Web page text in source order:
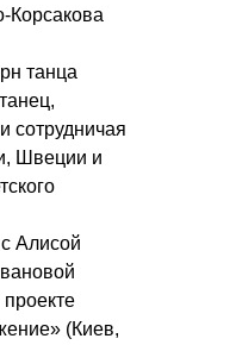
Корсакова
танца
сотрудничая
Швеции и
Алисой
(Киев,